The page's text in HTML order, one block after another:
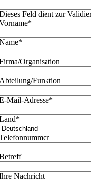
Dieses Feld dient zur
Vorname*
Name*
Firma/Organisation
Abteilung/Funktion
E-Mail-Adresse*
Land*
Telefonnummer
Betreff
Ihre Nachricht